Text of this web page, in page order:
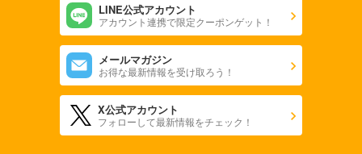
LINE公式アカウント
アカウント連携で限定クーポンゲット！
メールマガジン
お得な最新情報を受け取ろう！
X公式アカウント
フォローして最新情報をチェック！